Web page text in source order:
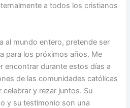
a todos los cristianos
al mundo entero, pretende ser
para los próximos años. Me
encontrar durante estos días a
de las comunidades católicas
y rezar juntos. Su
y su testimonio son una